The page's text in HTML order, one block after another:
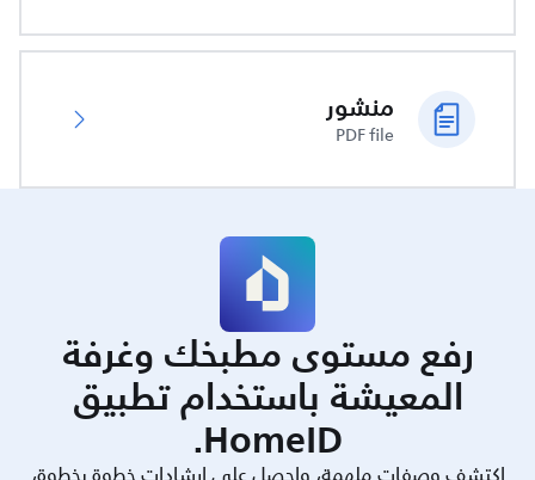
منشور
PDF file
رفع مستوى مطبخك وغرفة
المعيشة باستخدام تطبيق
HomeID.